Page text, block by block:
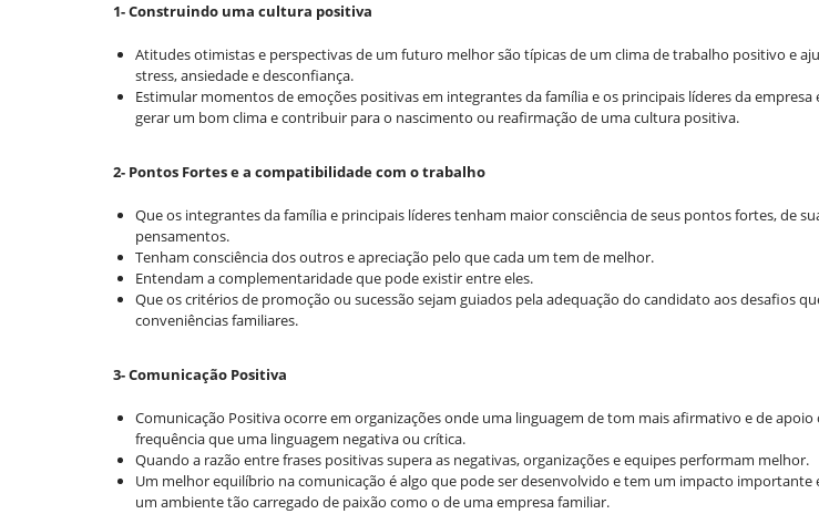
1- Construindo uma cultura positiva
Atitudes otimistas e perspectivas de um futuro melhor são típicas de um clima de trabalho positivo e
stress, ansiedade e desconfiança.
Estimular momentos de emoções positivas em integrantes da família e os principais líderes da empresa
gerar um bom clima e contribuir para o nascimento ou reafirmação de uma cultura positiva.
2- Pontos Fortes e a compatibilidade com o trabalho
Que os integrantes da família e principais líderes tenham maior consciência de seus pontos fortes, de
pensamentos.
Tenham consciência dos outros e apreciação pelo que cada um tem de melhor.
Entendam a complementaridade que pode existir entre eles.
Que os critérios de promoção ou sucessão sejam guiados pela adequação do candidato aos desafios
conveniências familiares.
3- Comunicação Positiva
Comunicação Positiva ocorre em organizações onde uma linguagem de tom mais afirmativo e de apoio
frequência que uma linguagem negativa ou crítica.
Quando a razão entre frases positivas supera as negativas, organizações e equipes performam melhor.
Um melhor equilíbrio na comunicação é algo que pode ser desenvolvido e tem um impacto importante
um ambiente tão carregado de paixão como o de uma empresa familiar.